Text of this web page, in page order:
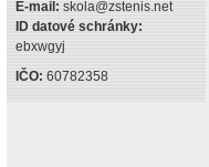
E-mail: skola@zstenis.net
ID datové schránky:
ebxwgyj
IČO: 60782358